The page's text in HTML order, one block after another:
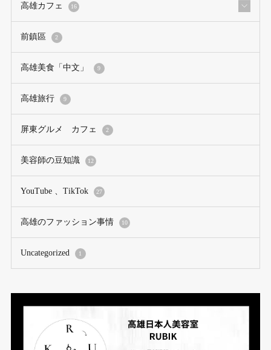
高雄カフェ 16
前鎮區 2
高雄美食「中文」 9
高雄旅行 9
屏東グルメ カフェ 2
美容師の豆知識 12
YouTube 、TikTok 27
高雄のファッション事情 10
Uncategorized 1